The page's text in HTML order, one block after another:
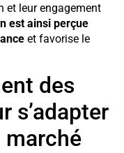
et leur engagement
est ainsi perçue
et favorise le
des
s’adapter
marché